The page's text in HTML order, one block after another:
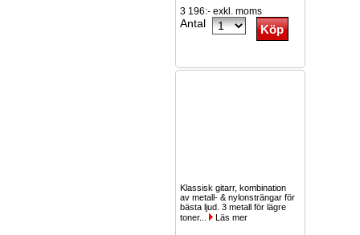
3 196:- exkl. moms
Antal
Klassisk gitarr, kombination
av metall- & nylonsträngar för
bästa ljud. 3 metall för lägre
toner...
Läs mer